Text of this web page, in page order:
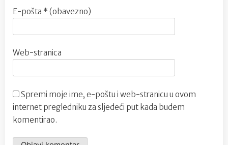
E-pošta * (obavezno)
Web-stranica
Spremi moje ime, e-poštu i web-stranicu u ovom
internet pregledniku za sljedeći put kada budem
komentirao.